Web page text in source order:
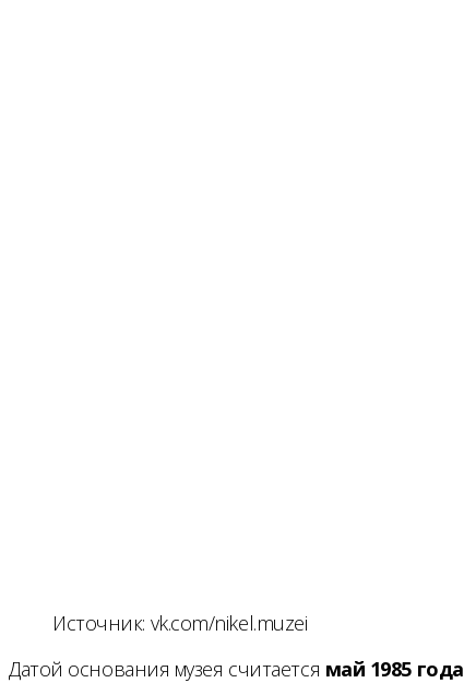
Источник: vk.com/nikel.muzei
Датой основания музея считается май 1985 года